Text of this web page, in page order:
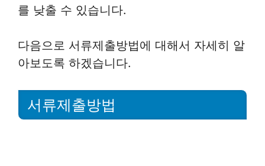
를 낮출 수 있습니다.
다음으로 서류제출방법에 대해서 자세히 알
아보도록 하겠습니다.
서류제출방법